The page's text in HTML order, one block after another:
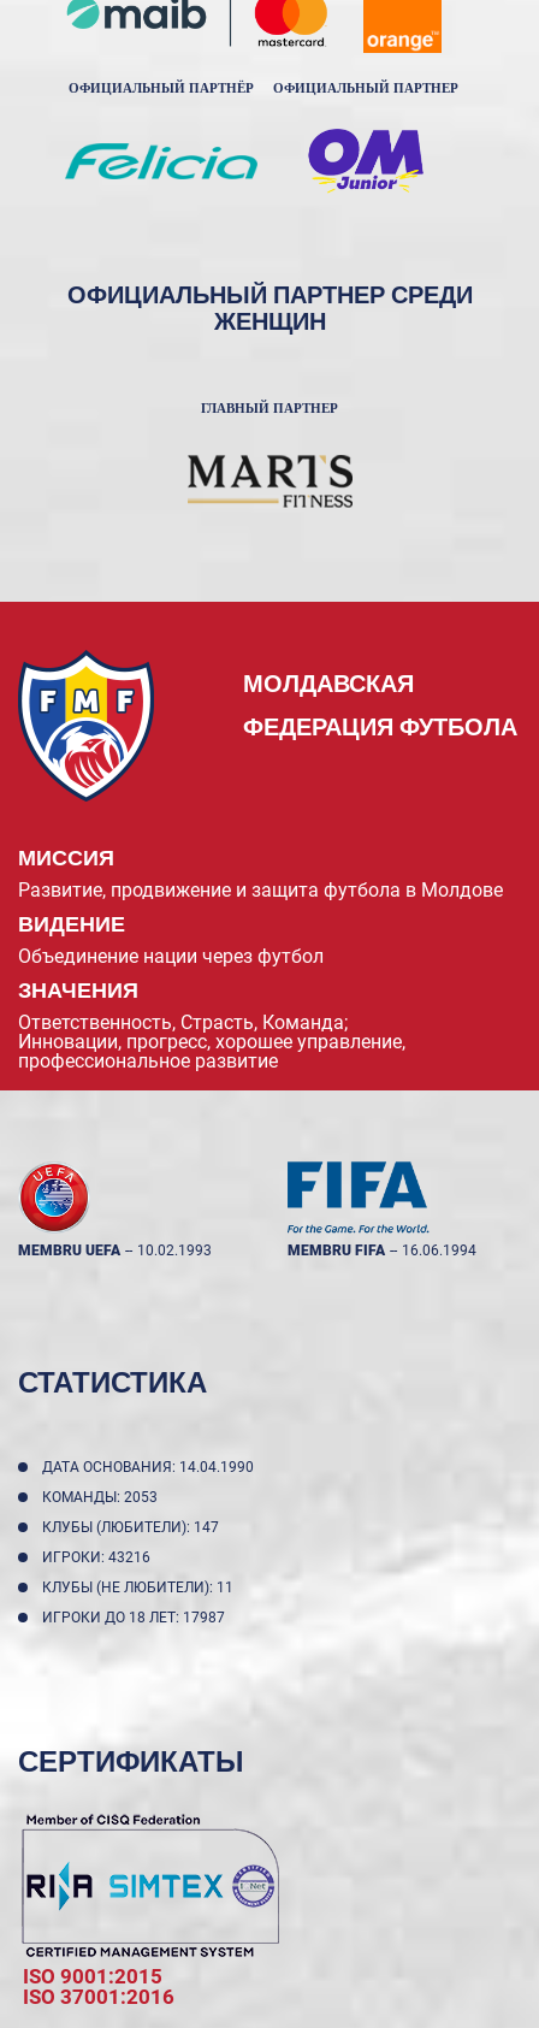
ОФИЦИАЛЬНЫЙ ПАРТНЁР ОФИЦИАЛЬНЫЙ ПАРТНЕР
ОФИЦИАЛЬНЫЙ ПАРТНЕР СРЕДИ
ЖЕНЩИН
ГЛАВНЫЙ ПАРТНЕР
МОЛДАВСКАЯ
ФЕДЕРАЦИЯ ФУТБОЛА
МИССИЯ
Развитие, продвижение и защита футбола в Молдове
ВИДЕНИЕ
Объединение нации через футбол
ЗНАЧЕНИЯ
Ответственность, Страсть, Команда;
Инновации, прогресс, хорошее управление,
профессиональное развитие
MEMBRU UEFA -- 10.02.1993 MEMBRU FIFA -- 16.06.1994
СТАТИСТИКА
ДАТА ОСНОВАНИЯ: 14.04.1990
КОМАНДЫ: 2053
КЛУБЫ (ЛЮБИТЕЛИ): 147
ИГРОКИ: 43216
КЛУБЫ (НЕ ЛЮБИТЕЛИ): 11
ИГРОКИ ДО 18 ЛЕТ: 17987
СЕРТИФИКАТЫ
ISO 9001:2015
ISO 37001:2016